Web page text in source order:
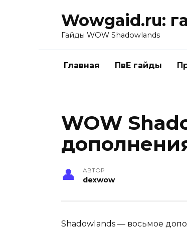
Wowgaid.ru:
Гайды WOW Shadowlands
Главная ПвЕ гайды
WOW
АВТОР
dexwow
Shadowlands — восьмое